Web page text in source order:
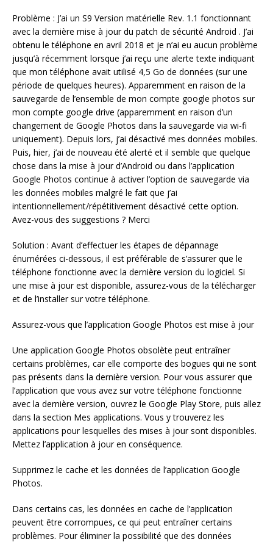
Problème : J’ai un S9 Version matérielle Rev. 1.1 fonctionnant
avec la dernière mise à jour du patch de sécurité Android . J’ai
obtenu le téléphone en avril 2018 et je n’ai eu aucun problème
jusqu’à récemment lorsque j’ai reçu une alerte texte indiquant
que mon téléphone avait utilisé 4,5 Go de données (sur une
période de quelques heures). Apparemment en raison de la
sauvegarde de l’ensemble de mon compte google photos sur
mon compte google drive (apparemment en raison d’un
changement de Google Photos dans la sauvegarde via wi-fi
uniquement). Depuis lors, j’ai désactivé mes données mobiles.
Puis, hier, j’ai de nouveau été alerté et il semble que quelque
chose dans la mise à jour d’Android ou dans l’application
Google Photos continue à activer l’option de sauvegarde via
les données mobiles malgré le fait que j’ai
intentionnellement/répétitivement désactivé cette option.
Avez-vous des suggestions ? Merci
Solution : Avant d’effectuer les étapes de dépannage
énumérées ci-dessous, il est préférable de s’assurer que le
téléphone fonctionne avec la dernière version du logiciel. Si
une mise à jour est disponible, assurez-vous de la télécharger
et de l’installer sur votre téléphone.
Assurez-vous que l’application Google Photos est mise à jour
Une application Google Photos obsolète peut entraîner
certains problèmes, car elle comporte des bogues qui ne sont
pas présents dans la dernière version. Pour vous assurer que
l’application que vous avez sur votre téléphone fonctionne
avec la dernière version, ouvrez le Google Play Store, puis allez
dans la section Mes applications. Vous y trouverez les
applications pour lesquelles des mises à jour sont disponibles.
Mettez l’application à jour en conséquence.
Supprimez le cache et les données de l’application Google
Photos.
Dans certains cas, les données en cache de l’application
peuvent être corrompues, ce qui peut entraîner certains
problèmes. Pour éliminer la possibilité que des données